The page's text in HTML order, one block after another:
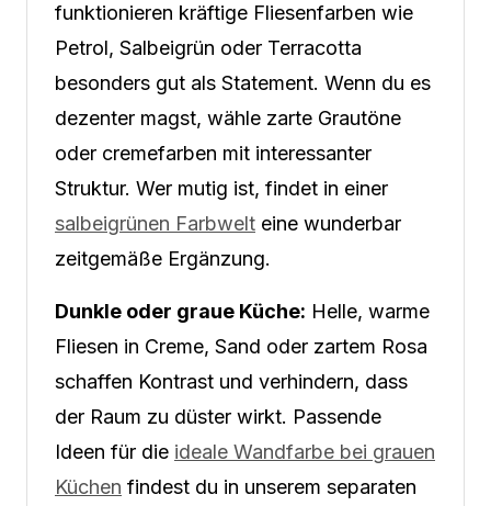
funktionieren kräftige Fliesenfarben wie
Petrol, Salbeigrün oder Terracotta
besonders gut als Statement. Wenn du es
dezenter magst, wähle zarte Grautöne
oder cremefarben mit interessanter
Struktur. Wer mutig ist, findet in einer
salbeigrünen Farbwelt eine wunderbar
zeitgemäße Ergänzung.
Dunkle oder graue Küche: Helle, warme
Fliesen in Creme, Sand oder zartem Rosa
schaffen Kontrast und verhindern, dass
der Raum zu düster wirkt. Passende
Ideen für die ideale Wandfarbe bei grauen
Küchen findest du in unserem separaten